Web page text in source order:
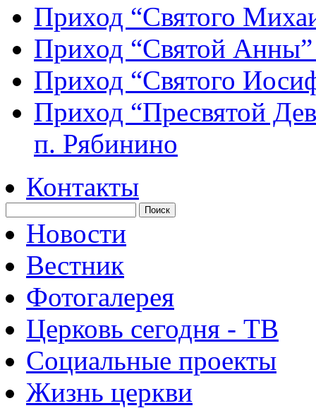
Приход “Святого
Приход “Святой
Приход “Святого
Приход “Пресвятой
п. Рябинино
Контакты
Новости
Вестник
Фотогалерея
Церковь сегодня - ТВ
Социальные проекты
Жизнь церкви